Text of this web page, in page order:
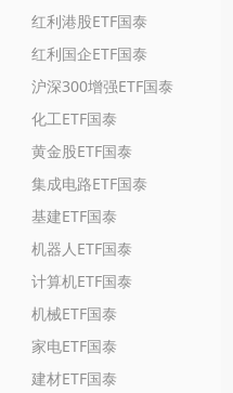
红利港股ETF国泰
红利国企ETF国泰
沪深300增强ETF国泰
化工ETF国泰
黄金股ETF国泰
集成电路ETF国泰
基建ETF国泰
机器人ETF国泰
计算机ETF国泰
机械ETF国泰
家电ETF国泰
建材ETF国泰